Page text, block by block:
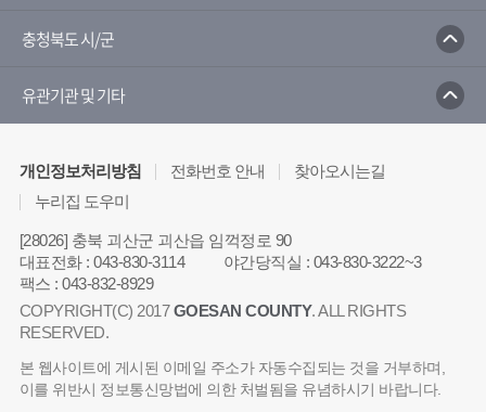
충청북도 시/군
유관기관 및 기타
개인정보처리방침 전화번호 안내
찾아오시는길
누리집 도우미
[28026] 충북 괴산군 괴산읍 임꺽정로 90
대표전화:043-830-3114 야간당직실 : 043-830-3222~3
팩스 :043-832-8929
COPYRIGHT(C) 2017GOESAN COUNTY. ALL RIGHTS
RESERVED.
본 웹사이트에 게시된 이메일 주소가 자동수집되는 것을 거부하며,
이를 위반시 정보통신망법에 의한 처벌됨을 유념하시기 바랍니다.